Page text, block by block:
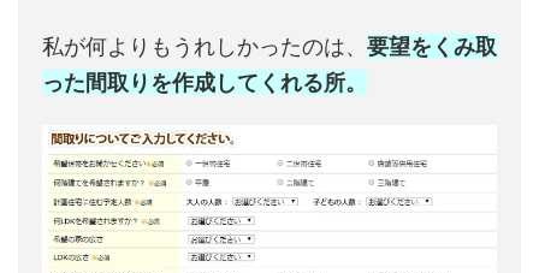
私が何よりもうれしかったのは、 要望をくみ取
った間取りを作成してくれる所。